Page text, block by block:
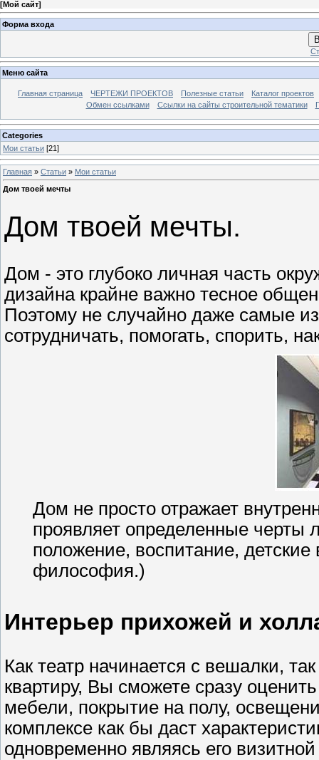
[Мой сайт]
Форма входа
Меню сайта
Главная страница ЧЕРТЕЖИ ПРОЕКТОВ Полезные статьи
Каталог проектов
Обмен ссылками
Ссылки на сайты строительной тематики
Categories
Мои статьи [21]
Главная » Статьи » Мои статьи
Дом твоей мечты
Дом твоей мечты.
Дом - это глубоко личная часть
дизайна крайне важно тесное
Поэтому не случайно даже самые
сотрудничать, помогать, спорить,
Дом не просто отражает
проявляет определенные черты
положение, воспитание,
философия.)
Интерьер прихожей и
Как театр начинается с вешалки,
квартиру, Вы сможете сразу
мебели, покрытие на полу,
комплексе как бы даст
одновременно являясь его